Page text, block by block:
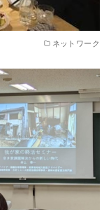
ネットワーク